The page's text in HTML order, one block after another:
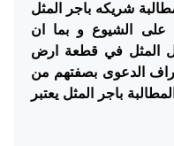
شريكه باجر المثل
على الشيوع و بما ان
المثل في قطعة ارض
الدعوى بصفتهم من
باجر المثل يعتبر